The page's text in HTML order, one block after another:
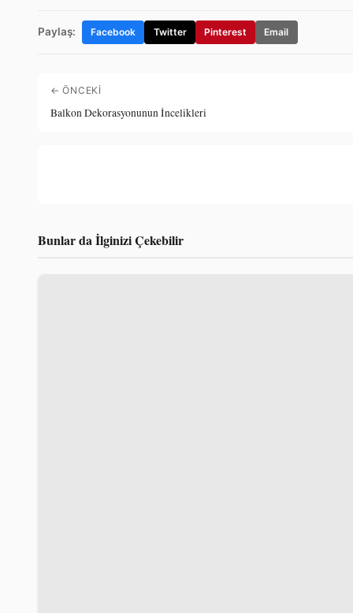
Paylaş: Facebook Twitter Pinterest Email
← ÖNCEKI
Balkon Dekorasyonunun İncelikleri
Bunlar da İlginizi Çekebilir